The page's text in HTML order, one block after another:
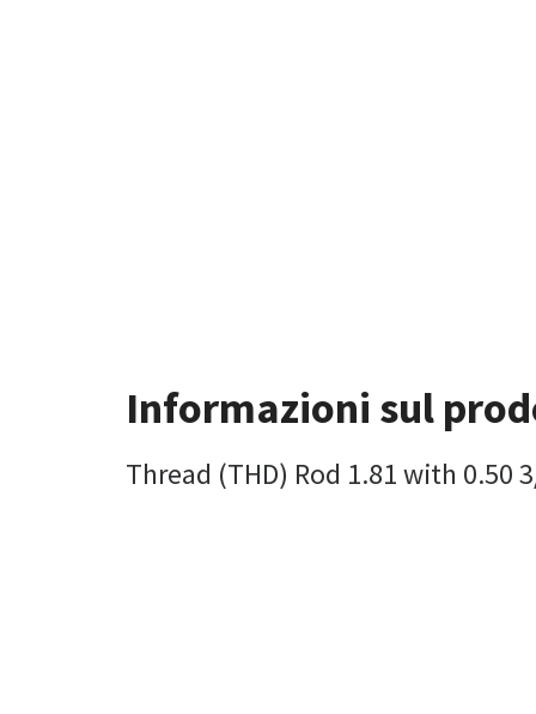
Informazioni sul
Thread (THD) Rod 1.81 with 0.50